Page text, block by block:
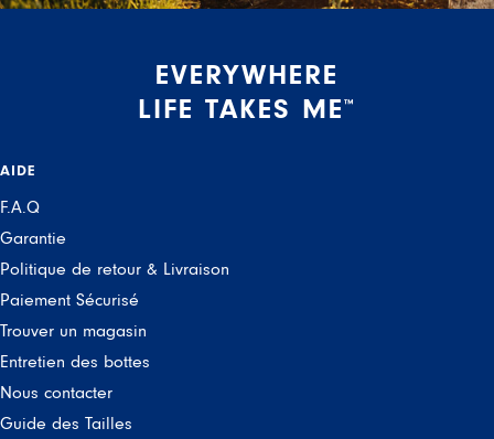
EVERYWHERE
LIFE TAKES ME ™
AIDE
F.A.Q
Garantie
Politique de retour & Livraison
Paiement Sécurisé
Trouver un magasin
Entretien des bottes
Nous contacter
Guide des Tailles